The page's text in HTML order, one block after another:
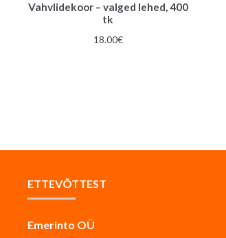
Vahvlidekoor – valged lehed, 400
tk
18.00€
ETTEVÕTTEST
Emerinto OÜ